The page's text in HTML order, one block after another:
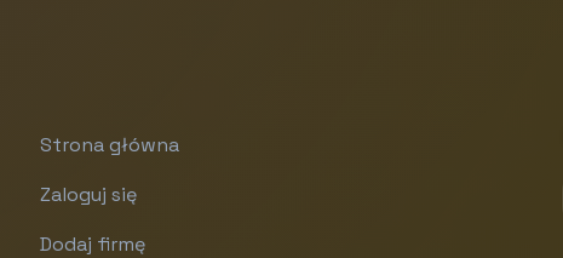
Strona główna
Zaloguj się
Dodaj firmę